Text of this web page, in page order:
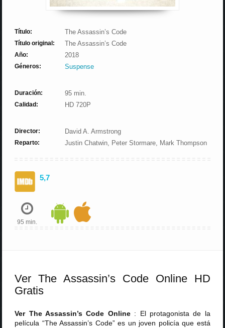
Título: The Assassin’s Code
Título original: The Assassin’s Code
Año: 2018
Géneros: Suspense
Duración: 95 min.
Calidad: HD 720P
Director: David A. Armstrong
Reparto: Justin Chatwin, Peter Stormare, Mark Thompson
5,7
95 min.
Ver The Assassin’s Code Online HD
Gratis
Ver The Assassin’s Code Online : El protagonista de la
película “The Assassin’s Code” es un joven policía que está